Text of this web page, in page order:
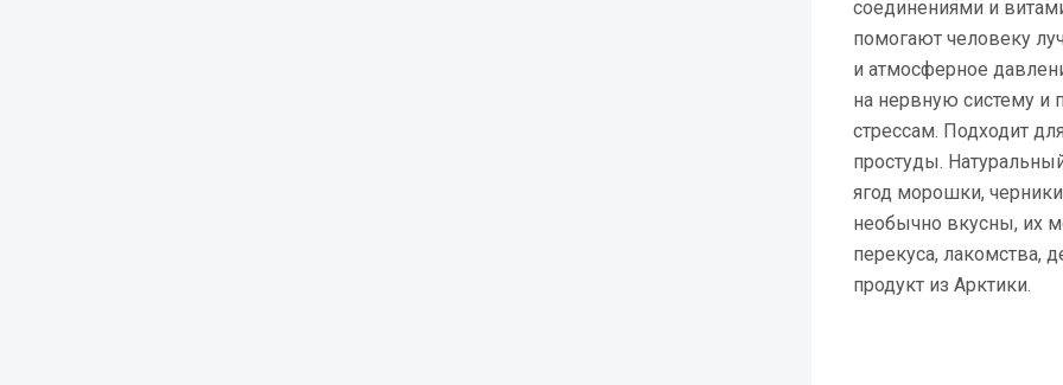
соединениями и
помогают человеку
и атмосферное
на нервную систему и
стрессам. Подходит
простуды.
ягод морошки,
необычно вкусны, их
перекуса, лакомства,
продукт из Арктики.